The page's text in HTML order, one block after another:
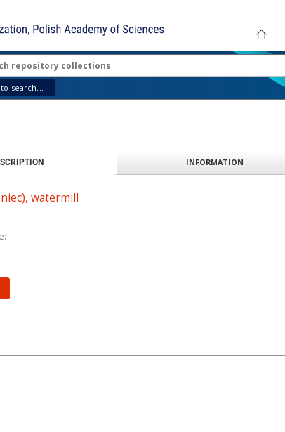
search...
INFORMATION
watermill